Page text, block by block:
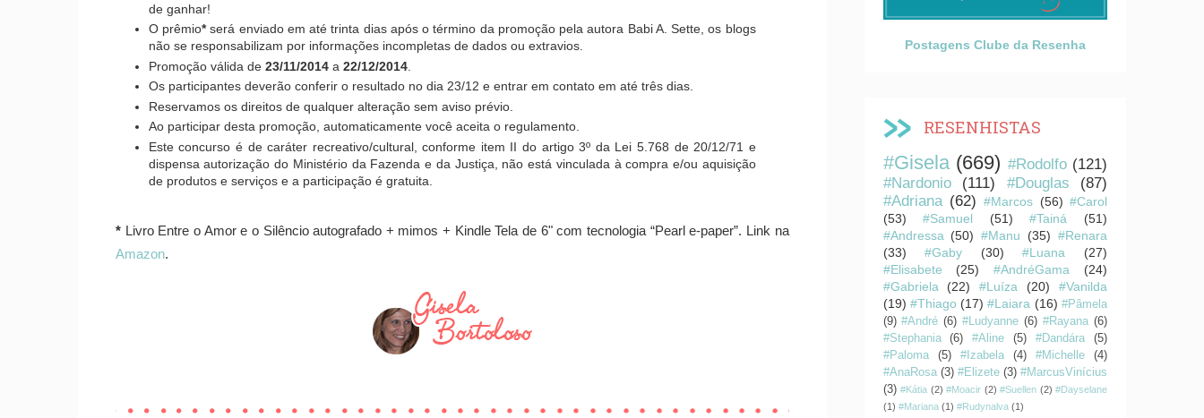
de ganhar!
O prêmio*será enviado em até trinta dias após o término da promoção pela autora Babi A. Sette, os blogs
não se responsabilizam por informações incompletas de dados ou extravios.
Promoção válida de 23/11/2014a 22/12/2014.
Os participantes deverão conferir o resultado no dia 23/12 e entrar em contato em até três dias.
Reservamos os direitos de qualquer alteração sem aviso prévio.
Ao participar desta promoção, automaticamente você aceita o regulamento.
Este concurso é de caráter recreativo/cultural, conforme item II do artigo 3º da Lei 5.768 de 20/12/71 e
dispensa autorização do Ministério da Fazenda e da Justiça, não está vinculada à compra e/ou aquisição
de produtos e serviços e a participação é gratuita.
* Livro Entre o Amor e o Silêncio autografado + mimos + Kindle Tela de 6" com tecnologia “Pearl e-paper”. Link na
Amazon.
Postagens Clube da Resenha
RESENHISTAS
#Gisela (669) #Rodolfo (121)
#Nardonio
(111) #Douglas
(87)
#Adriana (62) #Marcos (56) #Carol
(53)
#Samuel (51) #Tainá
(51)
#Andressa (50) #Manu (35) #Renara
(33)
#Gaby (30) #Luana
(27)
#Elisabete
(25) #AndréGama
(24)
#Gabriela
(22) #Luíza (20)
#Vanilda
(19) #Thiago (17) #Laiara (16) #Pâmela
(9) #André (6) #Ludyanne (6) #Rayana (6)
#Stephania
(6) #Aline (5) #Dandára
(5)
#Paloma
(5) #Izabela (4) #Michelle
(4)
#AnaRosa (3) #Elizete (3) #MarcusVinícius
(3) #Kátia (2) #Moacir (2) #Suellen (2) #Dayselane
(1) #Mariana (1) #Rudynalva (1)